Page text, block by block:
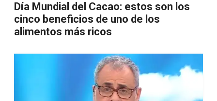
Día Mundial del Cacao: estos son los
cinco beneficios de uno de los
alimentos más ricos